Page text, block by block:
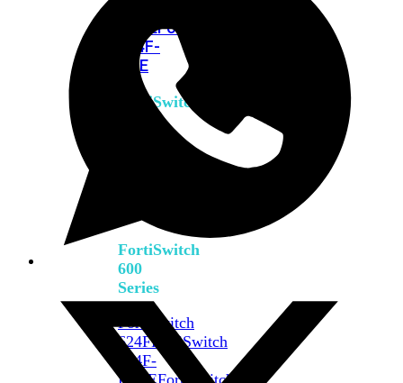
FPOEFortiSwitchRugged
424F-
POE
FortiSwitch
FortiSwitch
600
Series
FortiSwitch
624FFortiSwitch
624F-
FPOEFortiSwitch